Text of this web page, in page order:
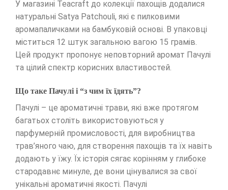
У магазині Teacraft до колекції пахощів додалися
натуральні Satya Patchouli, які є пилковими
аромапаличками на бамбуковій основі. В упаковці
міститься 12 штук загальною вагою 15 грамів.
Цей продукт пропонує неповторний аромат Пачулі
та цілий спектр корисних властивостей.
Що таке Пачулі і “з чим їх їдять”?
Пачулі – це ароматичні трави, які вже протягом
багатьох століть використовуються у
парфумерній промисловості, для виробництва
трав’яного чаю, для створення пахощів та їх навіть
додають у їжу. Їх історія сягає корінням у глибоке
стародавнє минуле, де вони цінувалися за свої
унікальні ароматичні якості. Пачулі